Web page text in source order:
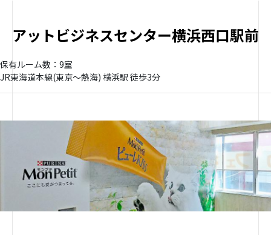
アットビジネスセンター横浜西口駅前
保有ルーム数：9室
JR東海道本線(東京～熱海) 横浜駅 徒歩3分